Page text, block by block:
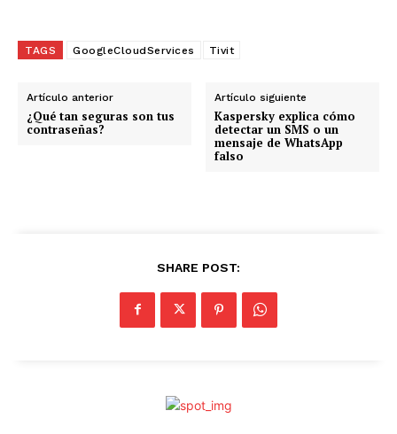
TAGS GoogleCloudServices Tivit
Artículo anterior
¿Qué tan seguras son tus
contraseñas?
Artículo siguiente
Kaspersky explica cómo
detectar un SMS o un
mensaje de WhatsApp
falso
SHARE POST: